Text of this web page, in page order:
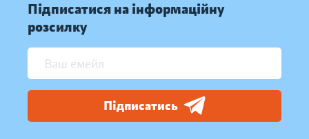
Підписатися на інформаційну
розсилку
Підписатись